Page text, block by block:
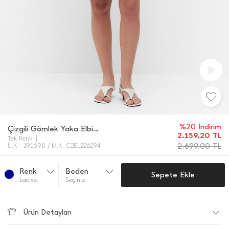
Çizgili Gömlek Yaka Elbise
Tek Renk
Ü.K : 191698 / M.K. C2EL226294
%20 İndirim
2.159,20 TL
2.699,00TL
Renk
Lacıve.
Beden
Seçiniz
Sepete Ekle
Ürün Detayları